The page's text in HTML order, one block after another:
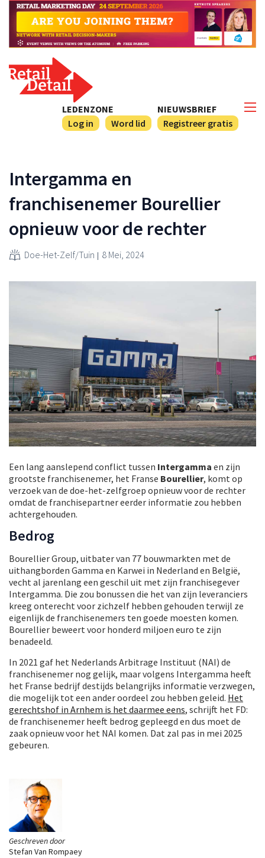
NIEUWSBRIEF
Registreer gratis
LEDENZONE
Log in
Word lid
Geschreven door
Stefan Van Rompaey
Intergamma en
franchisenemer Bourellier
opnieuw voor de rechter
Doe-Het-Zelf/Tuin 8 Mei, 2024
Een lang aanslepend conflict tussen Intergamma en zijn
grootste franchisenemer, het Franse Bourellier, komt op
verzoek van de doe-het-zelfgroep opnieuw voor de rechter
omdat de franchisepartner eerder informatie zou hebben
achtergehouden.
Bedrog
Bourellier Group, uitbater van 77 bouwmarkten met de
uithangborden Gamma en Karwei in Nederland en België,
vecht al jarenlang een geschil uit met zijn franchisegever
Intergamma. Die zou bonussen die het van zijn leveranciers
kreeg onterecht voor zichzelf hebben gehouden terwijl ze
eigenlijk de franchisenemers ten goede moesten komen.
Bourellier beweert voor honderd miljoen euro te zijn
benadeeld.
In 2021 gaf het Nederlands Arbitrage Instituut (NAI) de
franchisenemer nog gelijk, maar volgens Intergamma heeft
het Franse bedrijf destijds belangrijks informatie verzwegen,
die mogelijk tot een ander oordeel zou hebben geleid. Het
gerechtshof in Arnhem is het daarmee eens, schrijft het FD:
de franchisenemer heeft bedrog gepleegd en dus moet de
zaak opnieuw voor het NAI komen. Dat zal pas in mei 2025
gebeuren.